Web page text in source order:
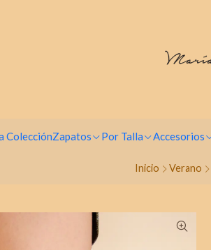
ColecciónZapatos Por Talla Accesorios
Inicio Verano